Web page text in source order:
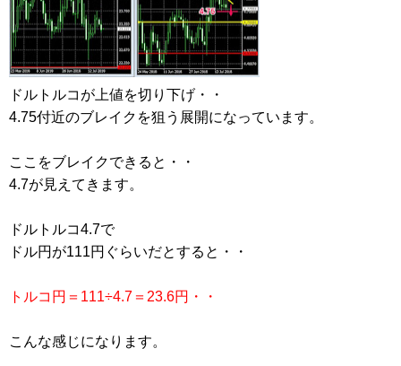
ドルトルコが上値を切り下げ・・
4.75付近のブレイクを狙う展開になっています。
ここをブレイクできると・・
4.7が見えてきます。
ドルトルコ4.7で
ドル円が111円ぐらいだとすると・・
トルコ円＝111÷4.7＝23.6円・・
こんな感じになります。